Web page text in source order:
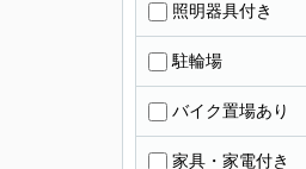
照明器具付き
駐輪場
バイク置場あり
家具・家電付き